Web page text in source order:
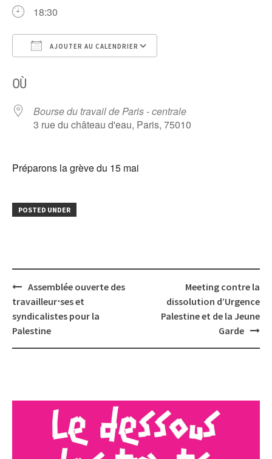
18:30
AJOUTER AU CALENDRIER
OÙ
Bourse du travail de Paris - centrale
3 rue du château d'eau, Paris, 75010
Préparons la grève du 15 mai
POSTED UNDER
Post
navigation
Assemblée ouverte des
travailleur⋅ses et
syndicalistes pour la
Palestine
Meeting contre la
dissolution d’Urgence
Palestine et de la Jeune
Garde